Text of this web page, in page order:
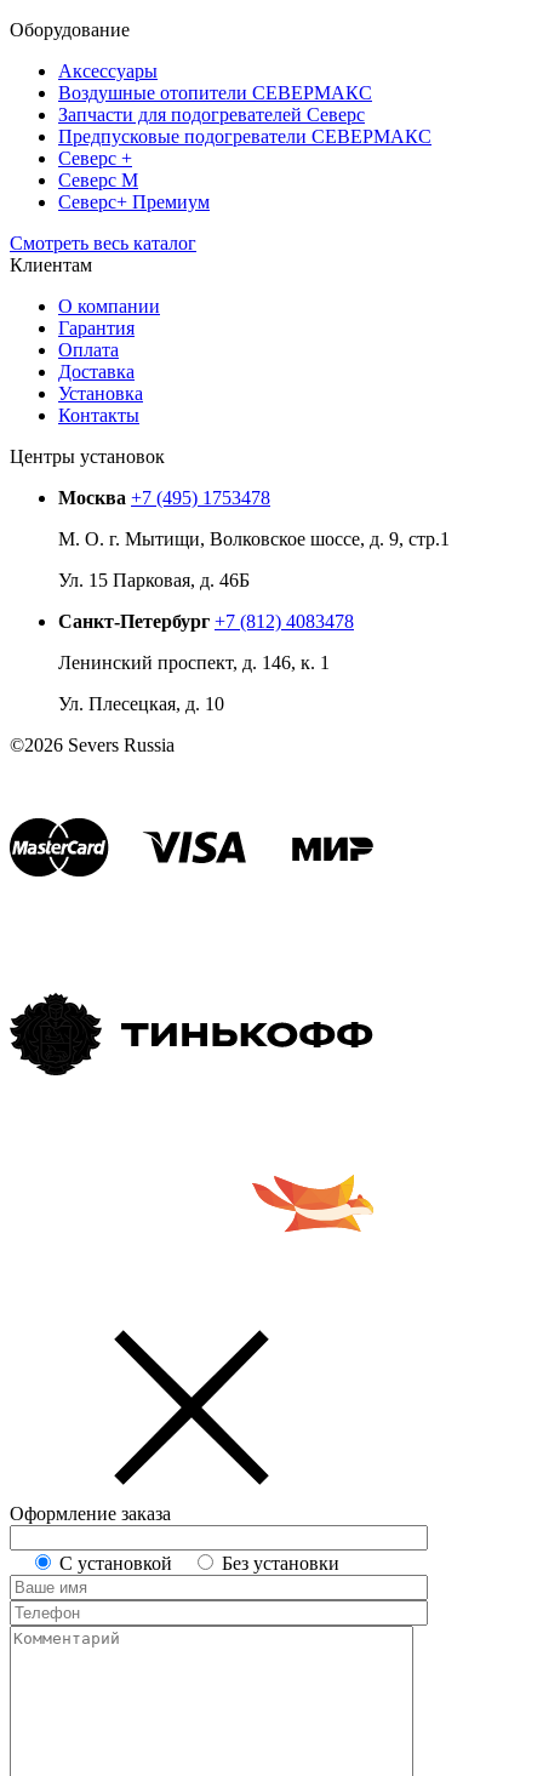
Оборудование
Аксессуары
Воздушные отопители СЕВЕРМАКС
Запчасти для подогревателей Северс
Предпусковые подогреватели СЕВЕРМАКС
Северс +
Северс М
Северс+ Премиум
Смотреть весь каталог
Клиентам
О компании
Гарантия
Оплата
Доставка
Установка
Контакты
Центры установок
Москва +7 (495) 1753478
М. О. г. Мытищи, Волковское шоссе, д. 9, стр.1
Ул. 15 Парковая, д. 46Б
Санкт-Петербург +7 (812) 4083478
Ленинский проспект, д. 146, к. 1
Ул. Плесецкая, д. 10
©2026 Severs Russia
Оформление заказа
С установкой Без установки